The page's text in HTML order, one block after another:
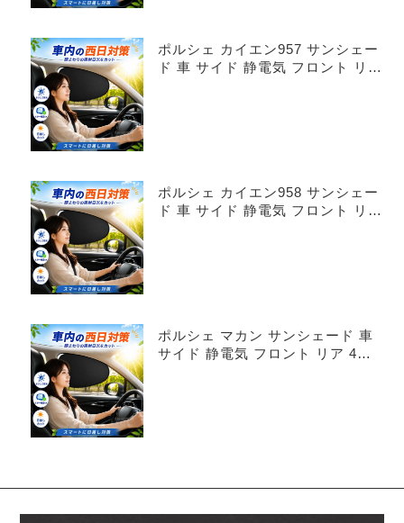
ポルシェ カイエン957 サンシェー
ド 車 サイド 静電気 フロント リア
ポルシェ カイエン958 サンシェー
ド 車 サイド 静電気 フロント リア
ポルシェ マカン サンシェード 車
サイド 静電気 フロント リア 4枚